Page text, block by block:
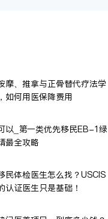
摩、推拿与正骨替代疗法学
如何用医保降费用
以_第一类优先移民EB-1绿
最全攻略
民体检医生怎么找？USCIS
认证医生只是基础！